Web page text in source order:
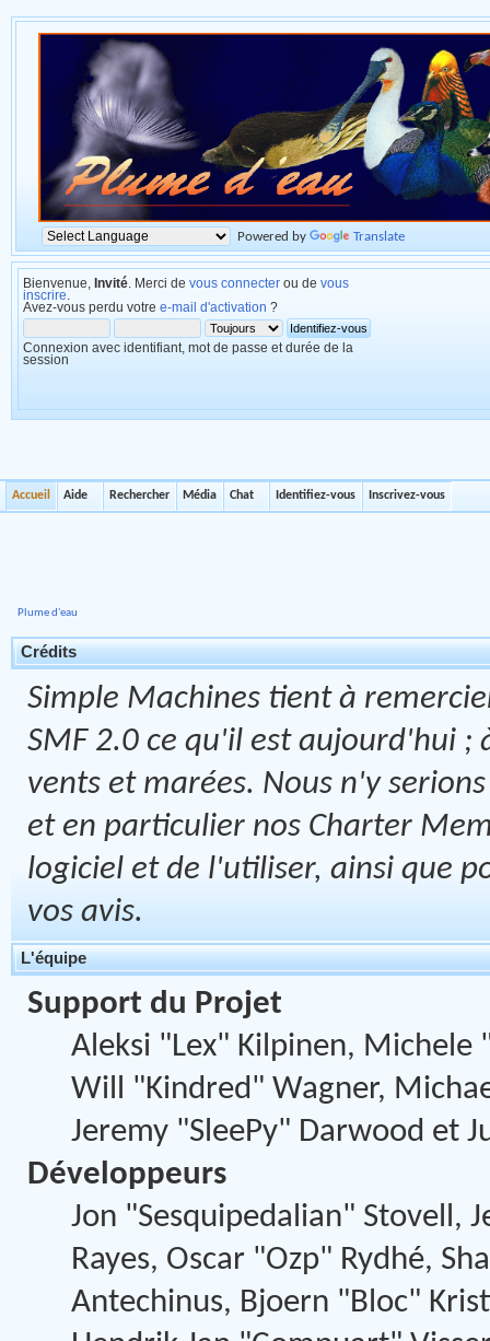
Powered by Translate
Bienvenue, Invité . Merci de vous connecter ou de vous
inscrire
Avez-vous perdu votre e-mail d'activation ?
Connexion avec identifiant, mot de passe et durée de la
session
Accueil Aide Rechercher Média Chat Identifiez-vous Inscrivez-vous
Plume d'eau
Crédits
Simple Machines tient à
SMF 2.0 ce qu'il est aujourd'hui
vents et marées. Nous n'y
et en particulier nos Charter
logiciel et de l'utiliser, ainsi que
vos avis.
L'équipe
Support du Projet
Aleksi "Lex" Kilpinen, Michele
Will "Kindred" Wagner,
Jeremy "SleePy" Darwood et
Développeurs
Jon "Sesquipedalian" Stovell,
Rayes, Oscar "Ozp" Rydhé,
Antechinus, Bjoern "Bloc"